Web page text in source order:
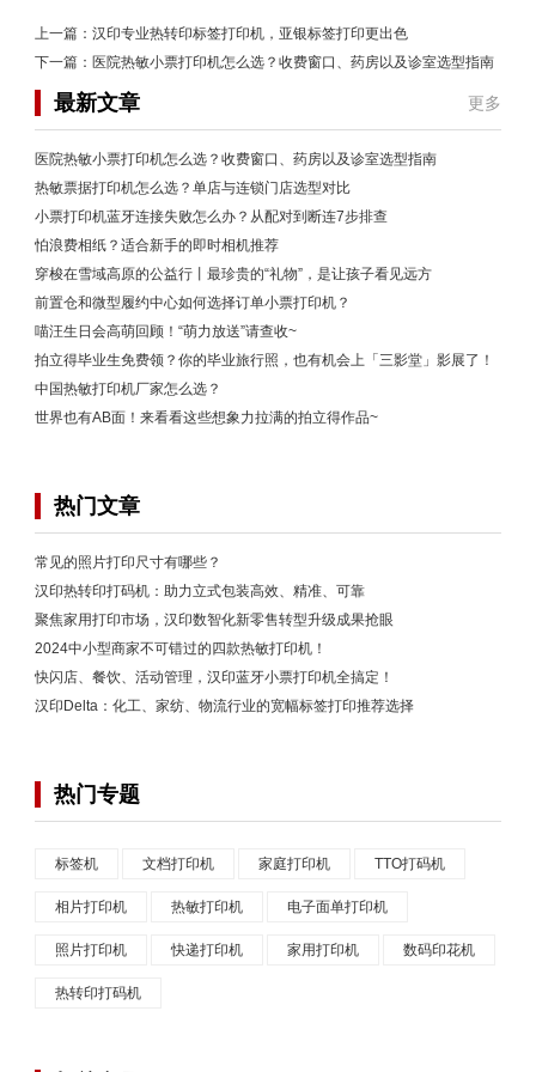
上一篇： 汉印专业热转印标签打印机，亚银标签打印更出色
下一篇： 医院热敏小票打印机怎么选？收费窗口、药房以及诊室选型指南
最新文章 更多
医院热敏小票打印机怎么选？收费窗口、药房以及诊室选型指南
热敏票据打印机怎么选？单店与连锁门店选型对比
小票打印机蓝牙连接失败怎么办？从配对到断连7步排查
怕浪费相纸？适合新手的即时相机推荐
穿梭在雪域高原的公益行丨最珍贵的“礼物”，是让孩子看见远方
前置仓和微型履约中心如何选择订单小票打印机？
喵汪生日会高萌回顾！“萌力放送”请查收~
拍立得毕业生免费领？你的毕业旅行照，也有机会上「三影堂」影展了！
中国热敏打印机厂家怎么选？
世界也有AB面！来看看这些想象力拉满的拍立得作品~
热门文章
常见的照片打印尺寸有哪些？
汉印热转印打码机：助力立式包装高效、精准、可靠
聚焦家用打印市场，汉印数智化新零售转型升级成果抢眼
2024中小型商家不可错过的四款热敏打印机！
快闪店、餐饮、活动管理，汉印蓝牙小票打印机全搞定！
汉印Delta：化工、家纺、物流行业的宽幅标签打印推荐选择
热门专题
标签机 文档打印机 家庭打印机 TTO打码机
相片打印机 热敏打印机 电子面单打印机
照片打印机 快递打印机 家用打印机 数码印花机
热转印打码机